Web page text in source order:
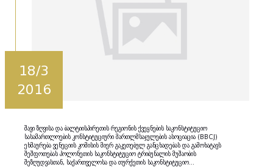
18/3
2016
შავი ზღვისა და ბალტიისპირეთის რეგიონის ქვეყნების საკონსტიტუციო
სასამართლოების კონსტიტუციური მართლმსაჯულების ასოციაცია (BBCJ)
ეხმაურება ვენეციის კომისის მიერ გაკეთებულ განცხადებას და გამოხატავს
შეშფოთებას პოლონეთის საკონსტიტუციო ტრიბუნალის მუშაობის
შეზღუდვასთან, საქართველოსა და თურქეთის საკონსტიტუციო...